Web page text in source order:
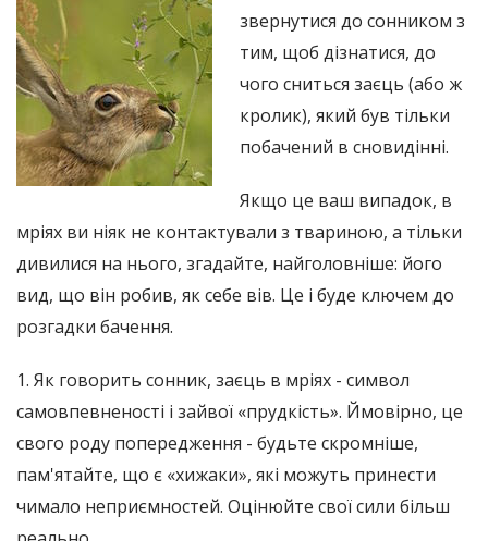
звернутися до сонником з
тим, щоб дізнатися, до
чого сниться заєць (або ж
кролик), який був тільки
побачений в сновидінні.
Якщо це ваш випадок, в
мріях ви ніяк не контактували з твариною, а тільки
дивилися на нього, згадайте, найголовніше: його
вид, що він робив, як себе вів. Це і буде ключем до
розгадки бачення.
1. Як говорить сонник, заєць в мріях - символ
самовпевненості і зайвої «прудкість». Ймовірно, це
свого роду попередження - будьте скромніше,
пам'ятайте, що є «хижаки», які можуть принести
чимало неприємностей. Оцінюйте свої сили більш